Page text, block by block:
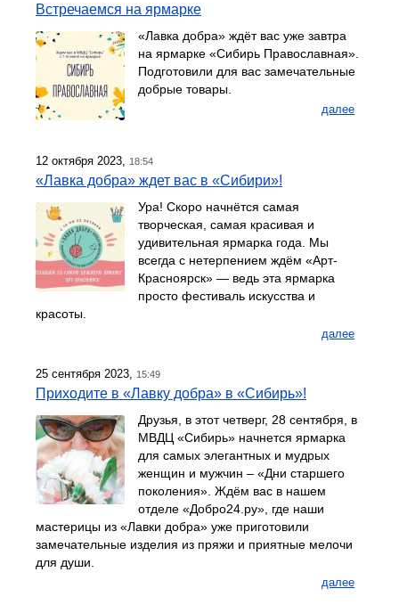
Встречаемся на ярмарке
«Лавка добра» ждёт вас уже завтра
на ярмарке «Сибирь Православная».
Подготовили для вас замечательные
добрые товары.
далее
12 октября 2023, 18:54
«Лавка добра» ждет вас в «Сибири»!
Ура! Скоро начнётся самая
творческая, самая красивая и
удивительная ярмарка года. Мы
всегда с нетерпением ждём «Арт-
Красноярск» — ведь эта ярмарка
просто фестиваль искусства и
красоты.
далее
25 сентября 2023, 15:49
Приходите в «Лавку добра» в «Сибирь»!
Друзья, в этот четверг, 28 сентября, в
МВДЦ «Сибирь» начнется ярмарка
для самых элегантных и мудрых
женщин и мужчин – «Дни старшего
поколения». Ждём вас в нашем
отделе «Добро24.ру», где наши
мастерицы из «Лавки добра» уже приготовили
замечательные изделия из пряжи и приятные мелочи
для души.
далее